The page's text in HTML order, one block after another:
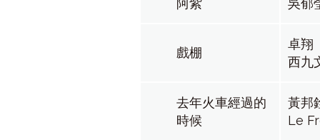
戲棚
卓翔
西九
去年火車經過的
時候
黃邦
Le